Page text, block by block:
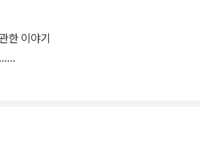
대학에서 일하는 마야는 튀르키예를 찾
시밀리안 바그너를 수행하는 업무를 맡는
너 교수는 혹한의 날씨에도 흑해 방문을 고
향한다. 차가운 파도 앞에서 바그너 교수
한 이야기
……